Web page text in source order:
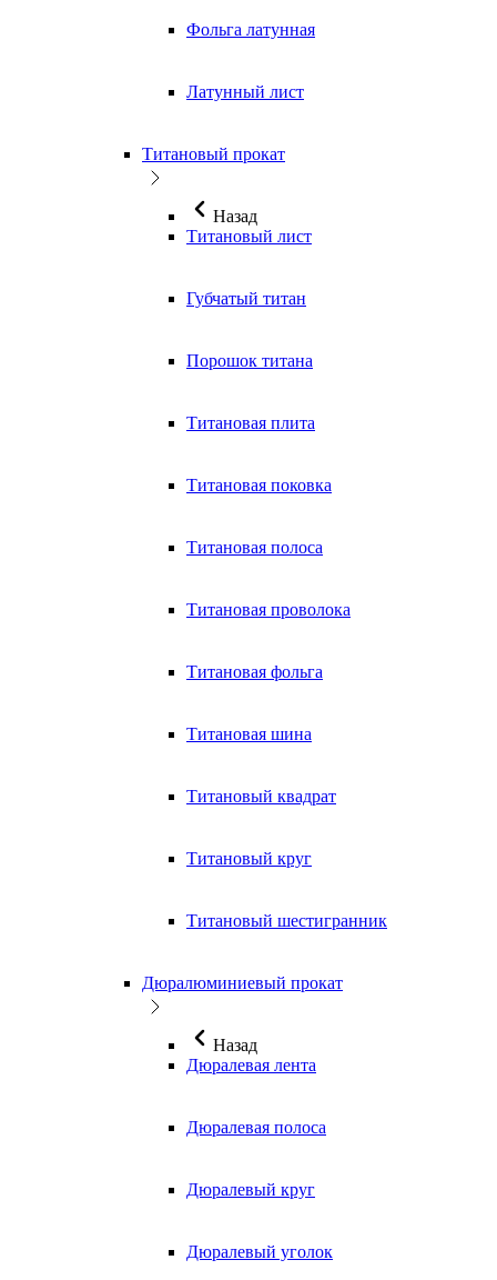
Фольга латунная
Латунный лист
Титановый прокат
Назад
Титановый лист
Губчатый титан
Порошок титана
Титановая плита
Титановая поковка
Титановая полоса
Титановая проволока
Титановая фольга
Титановая шина
Титановый квадрат
Титановый круг
Титановый шестигранник
Дюралюминиевый прокат
Назад
Дюралевая лента
Дюралевая полоса
Дюралевый круг
Дюралевый уголок